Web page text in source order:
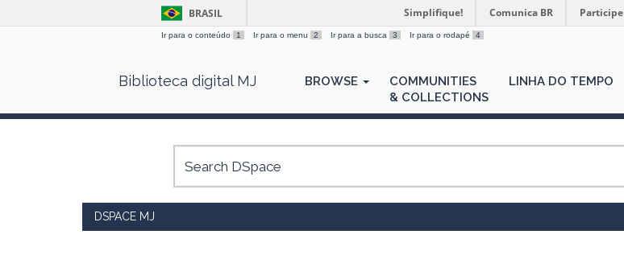
BRASIL Simplifique! Comunica BR Participe
Ir para o conteúdo 1 Ir para o menu 2 Ir para a busca 3 Ir para o rodapé 4
Biblioteca digital MJ BROWSE
COMMUNITIES
& COLLECTIONS
LINHA DO TEMPO
DSPACE MJ